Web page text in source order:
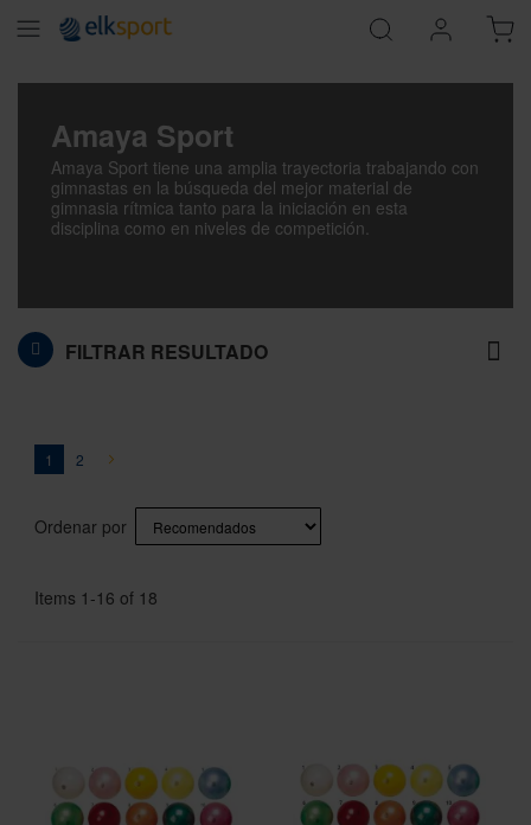
Amaya Sport
Amaya Sport tiene una amplia trayectoria trabajando con
gimnastas en la búsqueda del mejor material de
gimnasia rítmica tanto para la iniciación en esta
disciplina como en niveles de competición.
FILTRAR RESULTADO
Items 1 -16 of 18
Página
You're currently reading page
1 Página
2
Ordenar por